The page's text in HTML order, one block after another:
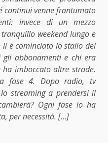
continui venne frantumato
invece di un mezzo
weekend lungo e
è cominciato lo stallo del
abbonamenti e chi era
imboccato altre strade.
fase 4. Dopo radio, tv
streaming a prendersi il
Ogni fase lo ha
per necessità. […]